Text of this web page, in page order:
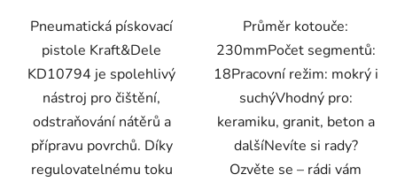
Pneumatická pískovací
pistole Kraft&Dele
KD10794 je spolehlivý
nástroj pro čištění,
odstraňování nátěrů a
přípravu povrchů. Díky
regulovatelnému toku
Průměr kotouče:
230mmPočet segmentů:
18Pracovní režim: mokrý i
suchýVhodný pro:
keramiku, granit, beton a
dalšíNevíte si rady?
Ozvěte se – rádi vám